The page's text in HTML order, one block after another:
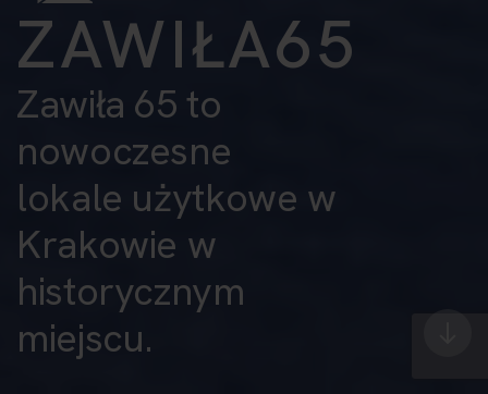
ZAWIŁA65
Zawiła 65 to
nowoczesne
lokale użytkowe w
Krakowie w
historycznym
miejscu.